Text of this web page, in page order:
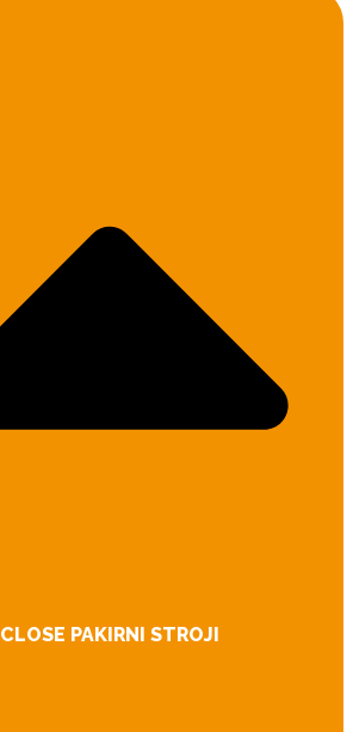
CLOSE PAKIRNI STROJI